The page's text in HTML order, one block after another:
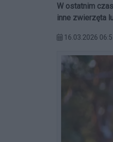
W ostatnim
inne zwierzęta
16.03.2026